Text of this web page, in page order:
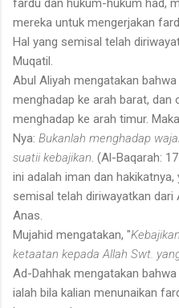
mereka untuk mengerjakan
Hal yang semisal telah
Muqatil.
Abul Aliyah mengatakan
menghadap ke arah barat, dan
menghadap ke arah timur.
Nya: Bukanlah menghadap
suatii kebajikan . (Al-Baqarah:
ini adalah iman dan
semisal telah diriwayatkan
Anas.
Mujahid mengatakan, "
ketaatan kepada Allah Swt.
Ad-Dahhak mengatakan
ialah bila kalian menunaikan